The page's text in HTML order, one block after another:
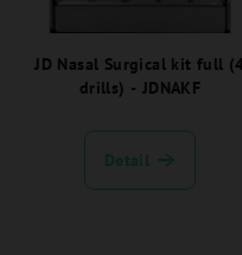
JD Nasal Surgical kit full
drills) - JDNAKF
Detail